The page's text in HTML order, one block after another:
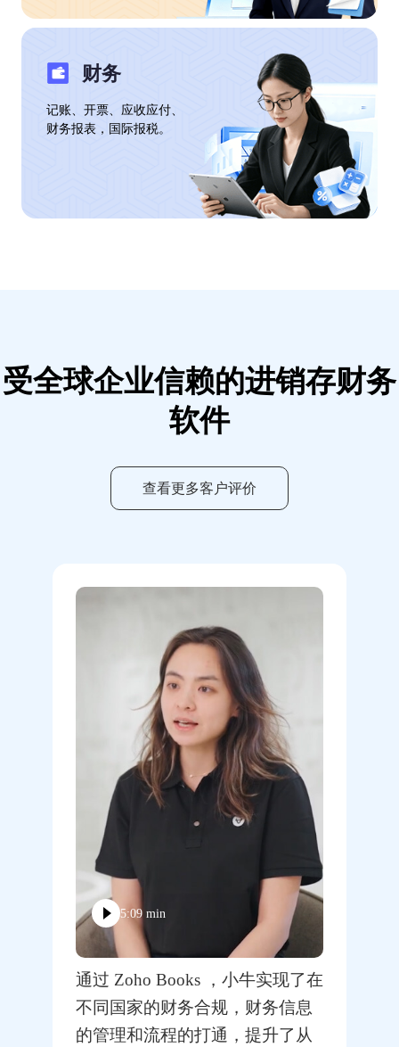
财务
记账、开票、应收应付、
财务报表，国际报税。
受全球企业信赖的进销存财务
软件
查看更多客户评价
通过 Zoho Books ，小牛实现了在
不同国家的财务合规，财务信息
的管理和流程的打通，提升了从
5:09 min